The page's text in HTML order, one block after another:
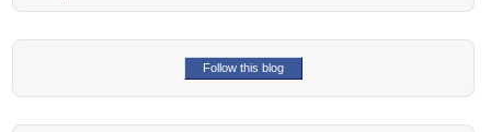
Follow this blog